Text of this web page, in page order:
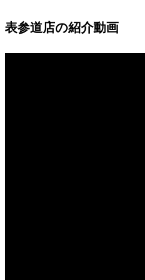
表参道店の紹介動画